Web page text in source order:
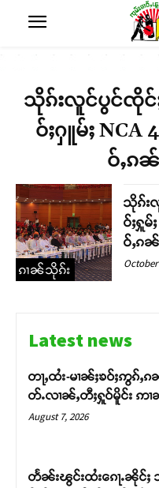
သိုၵ်းလူင်ပွင်ၸိုင်ႈ
ဝ်ႈႁူမ်ႈ
ဝ်ႇၵ
ၵၢၼ်သိုၵ်း
သိုၵ်းလူ
ဝ်ႈႁူ
ဝ်ႇၵ
Latest news
တႃႇထႆး-မၢၼ်ႈၶဝ်ႈဢွၵ်ႇ
တ်ႉလၢၼ်ႇတီႈႁူဝ်မိူင်း ဢၢ
August 7, 2026
တႅၼ်းၽွင်းထႆးၵေႃႉၼိုင်ႈ